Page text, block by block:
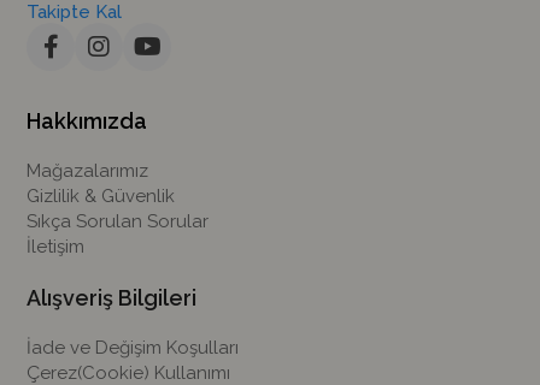
Takipte Kal
Hakkımızda
Mağazalarımız
Gizlilik & Güvenlik
Sıkça Sorulan Sorular
İletişim
Alışveriş Bilgileri
İade ve Değişim Koşulları
Çerez(Cookie) Kullanımı